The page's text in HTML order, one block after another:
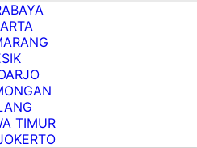
TIMUR